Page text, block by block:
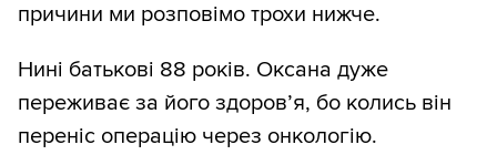
причини ми розповімо трохи нижче.
Нині батькові 88 років. Оксана дуже
переживає за його здоров’я, бо колись він
переніс операцію через онкологію.